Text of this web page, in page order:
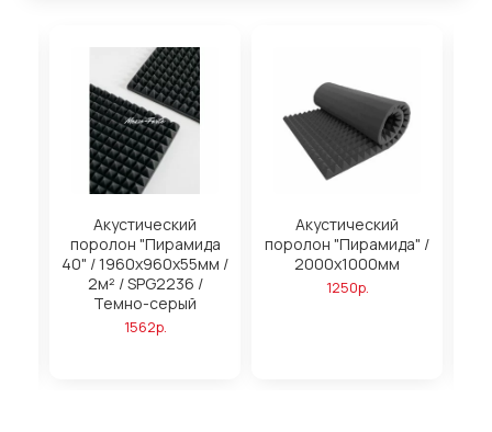
Акустический
поролон "Пирамида
40" / 1960х960х55мм /
2м² / SPG2236 /
Темно-серый
1562р.
Акустический
поролон "Пирамида" /
2000х1000мм
1250р.